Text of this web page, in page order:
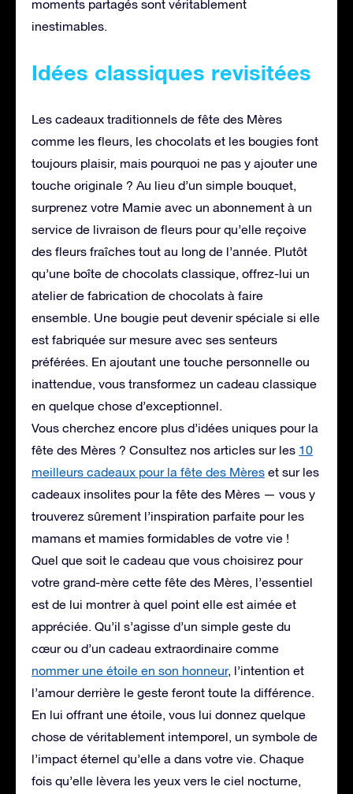
moments partagés sont véritablement
inestimables.
Idées classiques revisitées
Les cadeaux traditionnels de fête des Mères
comme les fleurs, les chocolats et les bougies font
toujours plaisir, mais pourquoi ne pas y ajouter une
touche originale ? Au lieu d’un simple bouquet,
surprenez votre Mamie avec un abonnement à un
service de livraison de fleurs pour qu’elle reçoive
des fleurs fraîches tout au long de l’année. Plutôt
qu’une boîte de chocolats classique, offrez-lui un
atelier de fabrication de chocolats à faire
ensemble. Une bougie peut devenir spéciale si elle
est fabriquée sur mesure avec ses senteurs
préférées. En ajoutant une touche personnelle ou
inattendue, vous transformez un cadeau classique
en quelque chose d’exceptionnel.
Vous cherchez encore plus d’idées uniques pour la
fête des Mères ? Consultez nos articles sur les 10
meilleurs cadeaux pour la fête des Mères et sur les
cadeaux insolites pour la fête des Mères — vous y
trouverez sûrement l’inspiration parfaite pour les
mamans et mamies formidables de votre vie !
Quel que soit le cadeau que vous choisirez pour
votre grand-mère cette fête des Mères, l’essentiel
est de lui montrer à quel point elle est aimée et
appréciée. Qu’il s’agisse d’un simple geste du
cœur ou d’un cadeau extraordinaire comme
nommer une étoile en son honneur, l’intention et
l’amour derrière le geste feront toute la différence.
En lui offrant une étoile, vous lui donnez quelque
chose de véritablement intemporel, un symbole de
l’impact éternel qu’elle a dans votre vie. Chaque
fois qu’elle lèvera les yeux vers le ciel nocturne,